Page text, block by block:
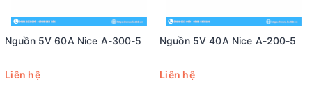
Nguồn 5V 60A Nice A-300-5
Liên hệ
Nguồn 5V 40A Nice A-200-5
Liên hệ